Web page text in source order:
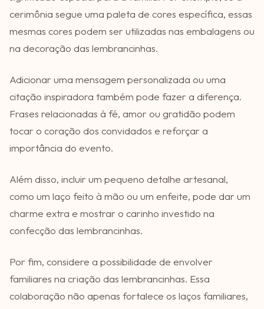
cerimônia segue uma paleta de cores específica, essas
mesmas cores podem ser utilizadas nas embalagens ou
na decoração das lembrancinhas.
Adicionar uma mensagem personalizada ou uma
citação inspiradora também pode fazer a diferença.
Frases relacionadas à fé, amor ou gratidão podem
tocar o coração dos convidados e reforçar a
importância do evento.
Além disso, incluir um pequeno detalhe artesanal,
como um laço feito à mão ou um enfeite, pode dar um
charme extra e mostrar o carinho investido na
confecção das lembrancinhas.
Por fim, considere a possibilidade de envolver
familiares na criação das lembrancinhas. Essa
colaboração não apenas fortalece os laços familiares,